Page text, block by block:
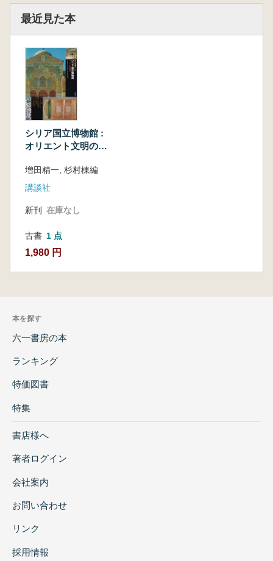
最近見た本
シリア国立博物館 :
オリエント文明の源
増田精一, 杉村棟編
講談社
新刊 在庫なし
古書 1 点
1,980 円
本を探す
六一書房の本
ランキング
特価図書
特集
書店様へ
著者ログイン
会社案内
お問い合わせ
リンク
採用情報